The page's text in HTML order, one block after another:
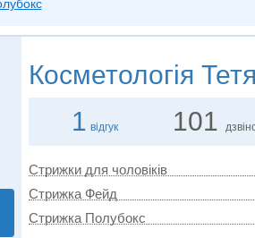
Косметологія
1 відгук 101
Стрижки для чоловіків
Стрижка Фейд
Стрижка Полубокс